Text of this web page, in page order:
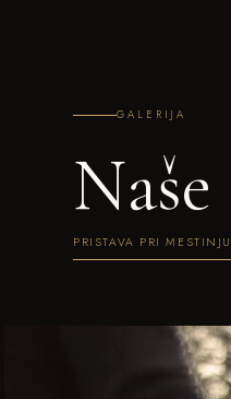
GALERIJA
Naše
PRISTAVA PRI MESTINJU